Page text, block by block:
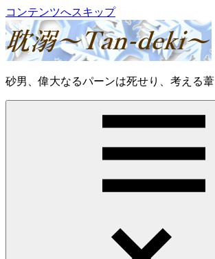
コンテンツへスキップ
耽
砂男、偉大なるパーンは死せり、考える葦